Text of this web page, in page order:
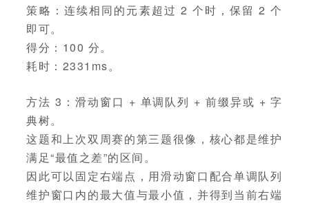
策略：连续相同的元素超过 2 个时，保留 2 个
即可。
得分：100 分。
耗时：2331ms。
方法 3：滑动窗口 + 单调队列 + 前缀异或 + 字
典树。
这题和上次双周赛的第三题很像，核心都是维护
满足“最值之差”的区间。
因此可以固定右端点，用滑动窗口配合单调队列
维护窗口内的最大值与最小值，并得到当前右端